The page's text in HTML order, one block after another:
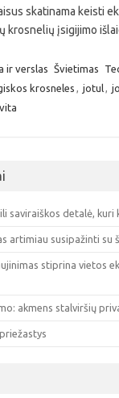
skatinama keisti
krosnelių įsigijimo
ir verslas Švietimas
krosneles , jotul,
saviraiškos detalė, kuri
artimiau susipažinti su
stiprina vietos
akmens stalviršių